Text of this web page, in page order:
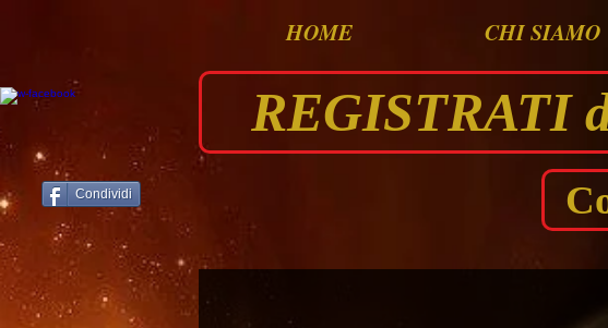
HOME CHI SIAMO
REGISTRATI
Condividi